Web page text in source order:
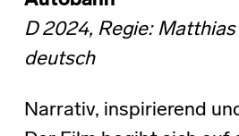
D 2024, Regie:
deutsch
Narrativ, inspirierend